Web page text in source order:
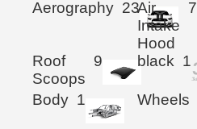
Aerography 23Air
Intake
Hood
7
Roof
Scoops
9 black 1
Body 1 Wheels